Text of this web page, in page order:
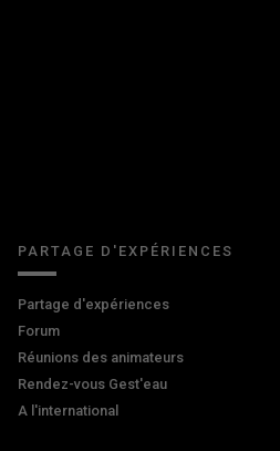
PARTAGE D'EXPÉRIENCES
Partage d'expériences
Forum
Réunions des animateurs
Rendez-vous Gest'eau
A l'international